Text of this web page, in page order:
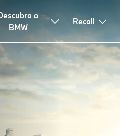
a
BMW
Recall